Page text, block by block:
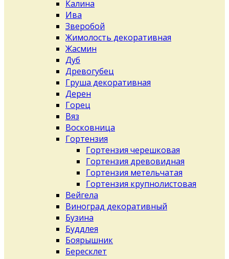
Калина
Ива
Зверобой
Жимолость декоративная
Жасмин
Дуб
Древогубец
Груша декоративная
Дерен
Горец
Вяз
Восковница
Гортензия
Гортензия черешковая
Гортензия древовидная
Гортензия метельчатая
Гортензия крупнолистовая
Вейгела
Виноград декоративный
Бузина
Буддлея
Боярышник
Бересклет